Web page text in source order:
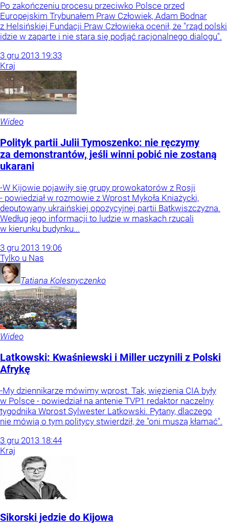
Po zakończeniu procesu przeciwko Polsce przed
Europejskim Trybunałem Praw Człowiek, Adam Bodnar
z Helsińskiej Fundacji Praw Człowieka ocenił, że "rząd polski
idzie w zaparte i nie stara się podjąć racjonalnego dialogu".
3 gru 2013 19:33
Kraj
Wideo
Polityk partii Julii Tymoszenko: nie ręczymy
za demonstrantów, jeśli winni pobić nie zostaną
ukarani
-W Kijowie pojawiły się grupy prowokatorów z Rosji
- powiedział w rozmowie z Wprost Mykoła Kniażycki,
deputowany ukraińskiej opozycyjnej partii Batkwiszczyzna.
Według jego informacji to ludzie w maskach rzucali
w kierunku budynku...
3 gru 2013 19:06
Tylko u Nas
Tatiana Kolesnyczenko
Wideo
Latkowski: Kwaśniewski i Miller uczynili z Polski
Afrykę
-My dziennikarze mówimy wprost. Tak, więzienia CIA były
w Polsce - powiedział na antenie TVP1 redaktor naczelny
tygodnika Wprost Sylwester Latkowski. Pytany, dlaczego
nie mówią o tym politycy stwierdził, że "oni muszą kłamać".
3 gru 2013 18:44
Kraj
Sikorski jedzie do Kijowa